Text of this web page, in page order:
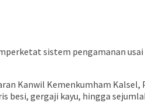
sistem pengamanan
Kanwil Kemenkumham Kalsel,
gergaji kayu, hingga